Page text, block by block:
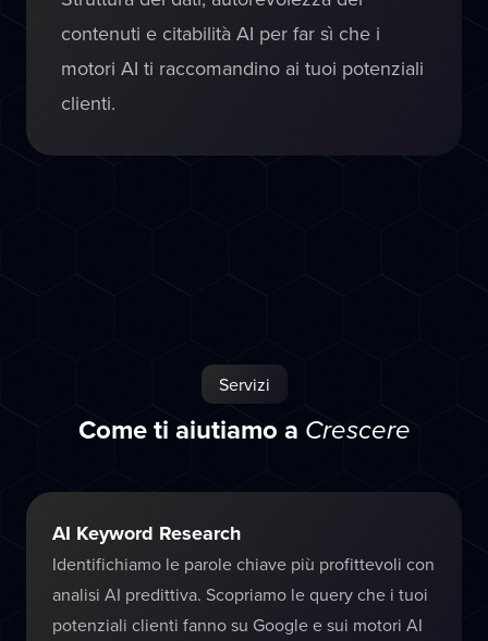
contenuti e citabilità AI per far sì che i
motori AI ti raccomandino ai tuoi potenziali
clienti.
Servizi
Come ti aiutiamo a Crescere
AI Keyword Research
Identifichiamo le parole chiave più profittevoli con
analisi AI predittiva. Scopriamo le query che i tuoi
potenziali clienti fanno su Google e sui motori AI